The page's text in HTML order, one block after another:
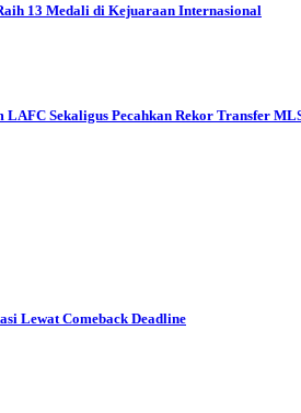
13 Medali di Kejuaraan Internasional
LAFC Sekaligus Pecahkan Rekor Transfer
Lewat Comeback Deadline